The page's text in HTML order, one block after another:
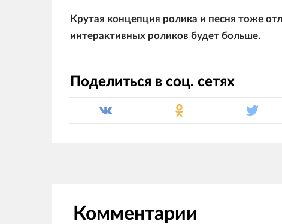
Крутая концепция ролика и песня тоже
интерактивных роликов будет больше.
Поделиться в соц. сетях
Комментарии